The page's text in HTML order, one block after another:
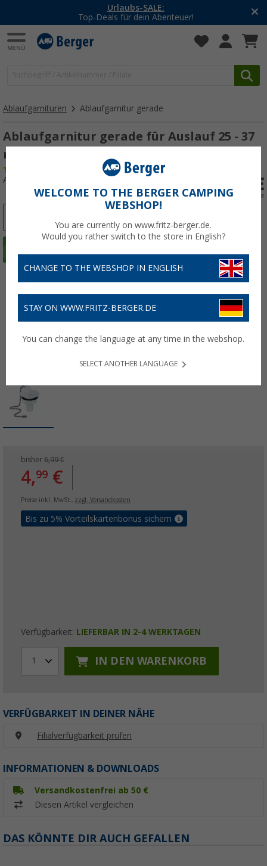
-20% auf Kleidung und Schuhe
Mit dem Aktionscode20SSV
Ablaufgarnituren Ablaufgarnitur gerade
Ablaufgarnitur gerade für Auslauf 25 - 37
mm
Art.-Nr.: 122020
bisher 6,99 €
4,99 €
Preise inkl. MwSt., zzgl. Versandkosten
Bis zu 5% Vorteilskartenbonus sichern
Verfügbarkeit: LIEFERBAR IN 2-4 WERKTAGEN
1 IN DEN WARENKORB
VERFÜGBARKEIT IN DEINER NÄHE
Filialverfügbarkeit prüfen
INFORMATIONEN & DOWNLOADS
Versandkostenfrei ab 50 €
Diesen Artikel vergleichen
DAS KÖNNTE DIR AUCH GEFALLEN
WELCOME TO THE BERGER CAMPING
WEBSHOP!
You are currently on www.fritz-berger.de.
Would you rather switch to the store in English?
CHANGE TO THE WEBSHOP IN ENGLISH
STAY ON WWW.FRITZ-BERGER.DE
You can change the language at any time in the webshop.
SELECT ANOTHER LANGUAGE